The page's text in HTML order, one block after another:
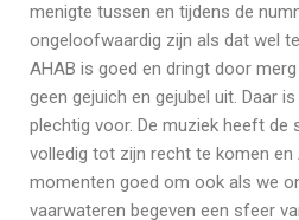
menigte tussen en tijdens de
ongeloofwaardig zijn als dat wel
AHAB is goed en dringt door
geen gejuich en gejubel uit. Daar
plechtig voor. De muziek heeft de
volledig tot zijn recht te komen en
momenten goed om ook als we
vaarwateren begeven een sfeer